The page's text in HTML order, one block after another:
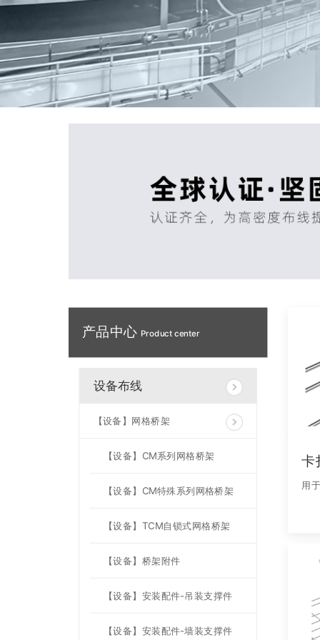
卡
用
产品中心 Product center
设备布线
【设备】网格桥架
【设备】CM系列网格桥架
【设备】CM特殊系列网格桥架
【设备】TCM自锁式网格桥架
【设备】桥架附件
【设备】安装配件-吊装支撑件
【设备】安装配件-墙装支撑件